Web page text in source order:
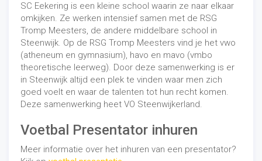
SC Eekering is een kleine school waarin ze naar elkaar
omkijken. Ze werken intensief samen met de RSG
Tromp Meesters, de andere middelbare school in
Steenwijk. Op de RSG Tromp Meesters vind je het vwo
(atheneum en gymnasium), havo en mavo (vmbo
theoretische leerweg). Door deze samenwerking is er
in Steenwijk altijd een plek te vinden waar men zich
goed voelt en waar de talenten tot hun recht komen.
Deze samenwerking heet VO Steenwijkerland.
Voetbal Presentator inhuren
Meer informatie over het inhuren van een presentator?